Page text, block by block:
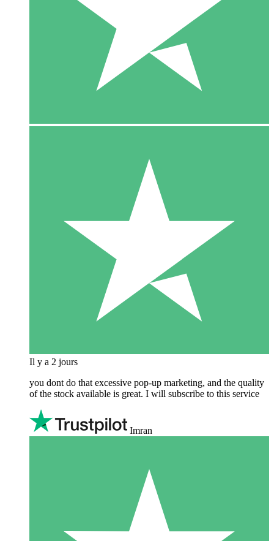
Il y a 2 jours
you dont do that excessive pop-up marketing, and the quality
of the stock available is great. I will subscribe to this service
Imran